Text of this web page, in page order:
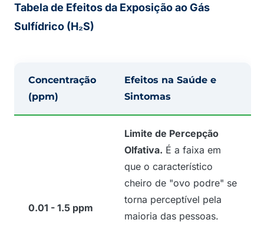
Tabela de Efeitos da Exposição ao Gás
Sulfídrico (H₂S)
Concentração
(ppm)
Efeitos na Saúde e
Sintomas
0.01 - 1.5 ppm
Limite de Percepção
Olfativa. É a faixa em
que o característico
cheiro de "ovo podre" se
torna perceptível pela
maioria das pessoas.